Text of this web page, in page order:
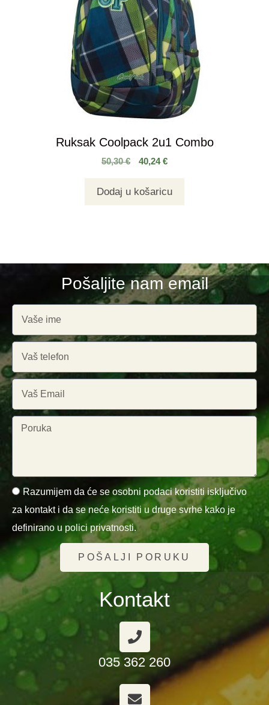
Ruksak Coolpack 2u1 Combo
50,30€ 40,24€
Dodaj u košaricu
Pošaljite nam email
Razumijem da će se osobni podaci koristiti isključivo
za kontakt i da se neće koristiti u druge svrhe kako je
definirano u polici privatnosti.
POŠALJI PORUKU
Kontakt
035 362 260